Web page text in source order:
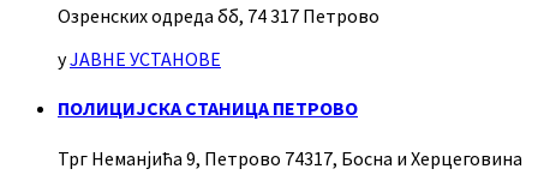
Озренских одреда бб, 74 317 Петрово
уЈАВНЕ УСТАНОВЕ
ПОЛИЦИЈСКА СТАНИЦА ПЕТРОВО
Трг Неманјића 9, Петрово 74317, Босна и Херцеговина